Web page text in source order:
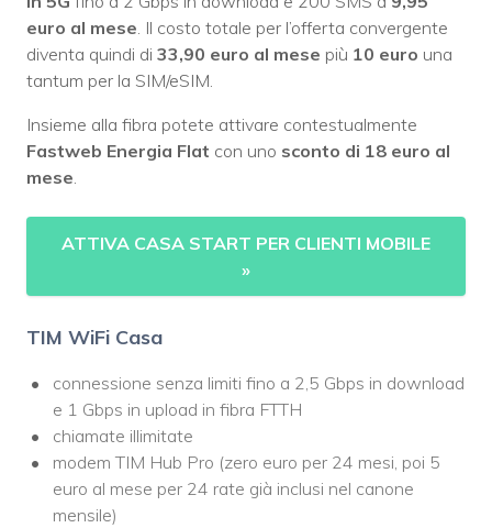
euro al mese. Il costo totale per l’offerta convergente
diventa quindi di 33,90 euro al mese più 10 euro una
tantum per la SIM/eSIM.
Insieme alla fibra potete attivare contestualmente
Fastweb Energia Flat con uno sconto di 18 euro al
mese.
ATTIVA CASA START PER CLIENTI MOBILE
»
TIM WiFi Casa
connessione senza limiti fino a 2,5 Gbps in download
e 1 Gbps in upload in fibra FTTH
chiamate illimitate
modem TIM Hub Pro (zero euro per 24 mesi, poi 5
euro al mese per 24 rate già inclusi nel canone
mensile)